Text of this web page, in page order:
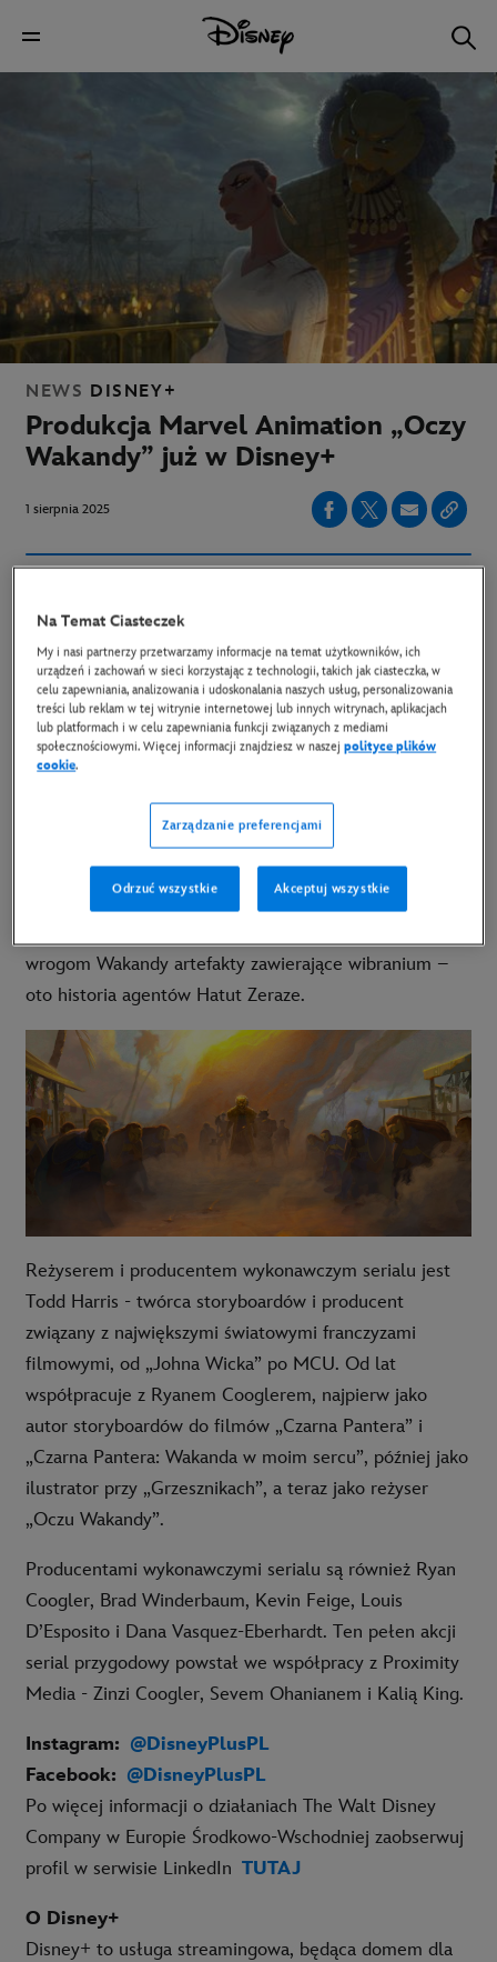
NEWS DISNEY+
Produkcja Marvel Animation „Oczy
Wakandy” już w Disney+
1 sierpnia 2025
czerwcowego Międzynarodowego Festiwalu
Filmów Animowanych w Annecy, nowy serial
animowany Marvela „Oczy Wakandy”
zadebiutował wcześniej i jest już dostępny w
całości w Disney+. Produkcja składa się z czterech
odcinków.
„Oczy Wakandy”
to nowy serial akcji Marvela, który
śledzi losy dzielnych wakandyjskich wojowników na
przestrzeni dziejów. Nieustraszeni bohaterowie muszą
wrogom Wakandy artefakty zawierające wibranium –
oto historia agentów Hatut Zeraze.
Reżyserem i producentem wykonawczym serialu jest
Todd Harris - twórca storyboardów i producent
związany z największymi światowymi franczyzami
filmowymi, od „Johna Wicka” po MCU. Od lat
współpracuje z Ryanem Cooglerem, najpierw jako
autor storyboardów do filmów „Czarna Pantera” i
„Czarna Pantera: Wakanda w moim sercu”, później jako
ilustrator przy „Grzesznikach”, a teraz jako reżyser
„Oczu Wakandy”.
Producentami wykonawczymi serialu są również Ryan
Coogler, Brad Winderbaum, Kevin Feige, Louis
D’Esposito i Dana Vasquez-Eberhardt. Ten pełen akcji
serial przygodowy powstał we współpracy z Proximity
Media - Zinzi Coogler, Sevem Ohanianem i Kalią King.
Instagram: @DisneyPlusPL
Facebook: @DisneyPlusPL
Po więcej informacji o działaniach The Walt Disney
Company w Europie Środkowo-Wschodniej zaobserwuj
profil w serwisie LinkedIn TUTAJ
O Disney+
Disney+ to usługa streamingowa, będąca domem dla
Na Temat Ciasteczek
My i nasi partnerzy przetwarzamy informacje na temat użytkowników, ich
urządzeń i zachowań w sieci korzystając z technologii, takich jak ciasteczka, w
celu zapewniania, analizowania i udoskonalania naszych usług, personalizowania
treści lub reklam w tej witrynie internetowej lub innych witrynach, aplikacjach
lub platformach i w celu zapewniania funkcji związanych z mediami
społecznościowymi. Więcej informacji znajdziesz w naszejpolityce plików
cookie.
Zarządzanie preferencjami
Odrzuć wszystkie Akceptuj wszystkie